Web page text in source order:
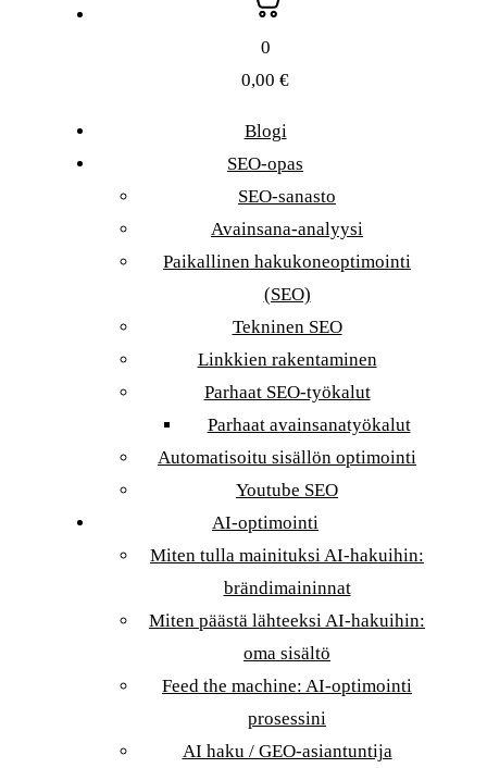
0
0,00 €
Blogi
SEO-opas
SEO-sanasto
Avainsana-analyysi
Paikallinen hakukoneoptimointi
(SEO)
Tekninen SEO
Linkkien rakentaminen
Parhaat SEO-työkalut
Parhaat avainsanatyökalut
Automatisoitu sisällön optimointi
Youtube SEO
AI-optimointi
Miten tulla mainituksi AI-hakuihin:
brändimaininnat
Miten päästä lähteeksi AI-hakuihin:
oma sisältö
Feed the machine: AI-optimointi
prosessini
AI haku / GEO-asiantuntija